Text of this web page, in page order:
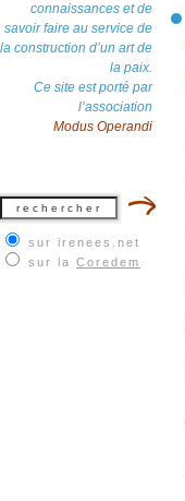
connaissances et de
savoir faire au service de
la construction d’un art de
la paix.
Ce site est porté par
l’association
Modus Operandi
sur irenees.net
sur la Coredem